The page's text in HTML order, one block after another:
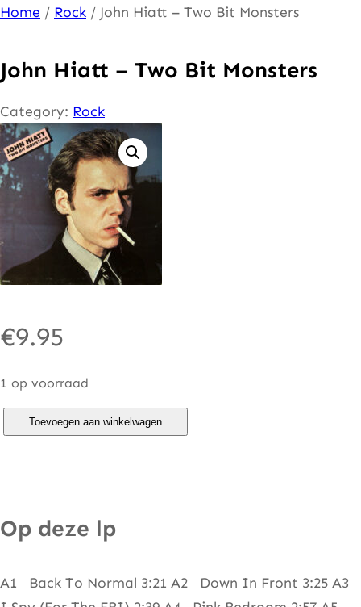
Ga
de
inhoud
Home / Rock / John Hiatt – Two Bit Monsters
John Hiatt – Two Bit Monsters
Category: Rock
€9.95
1 op voorraad
i
t
Toevoegen aan winkelwagen
Op deze lp
A1 Back To Normal 3:21 A2 Down In Front 3:25 A3